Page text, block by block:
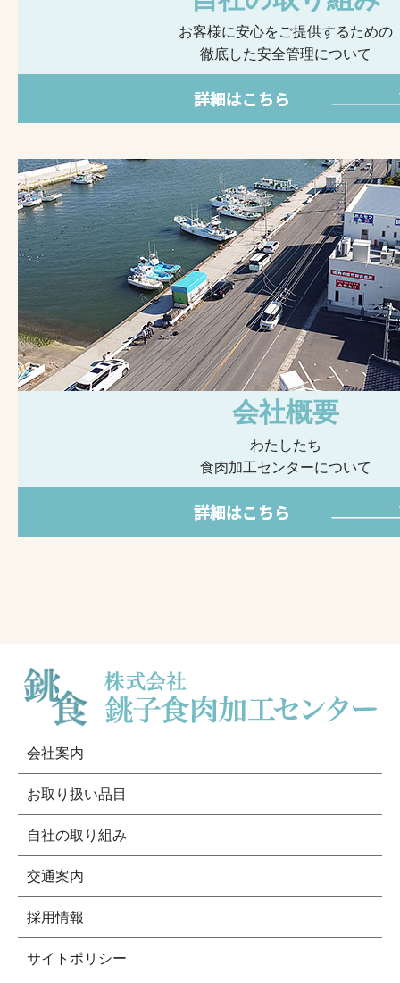
お客様に安心をご提供するための
徹底した安全管理について
会社概要
わたしたち
食肉加工センターについて
会社案内
お取り扱い品目
自社の取り組み
交通案内
採用情報
サイトポリシー